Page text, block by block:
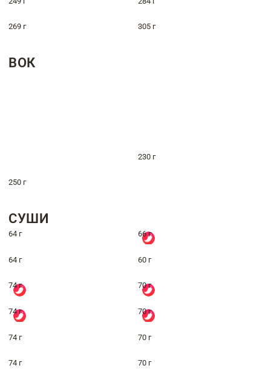
269 г 305 г
ВОК
230 г
250 г
СУШИ
64 г 66 г
64 г 60 г
74 г 70 г
74 г 70 г
74 г 70 г
74 г 70 г